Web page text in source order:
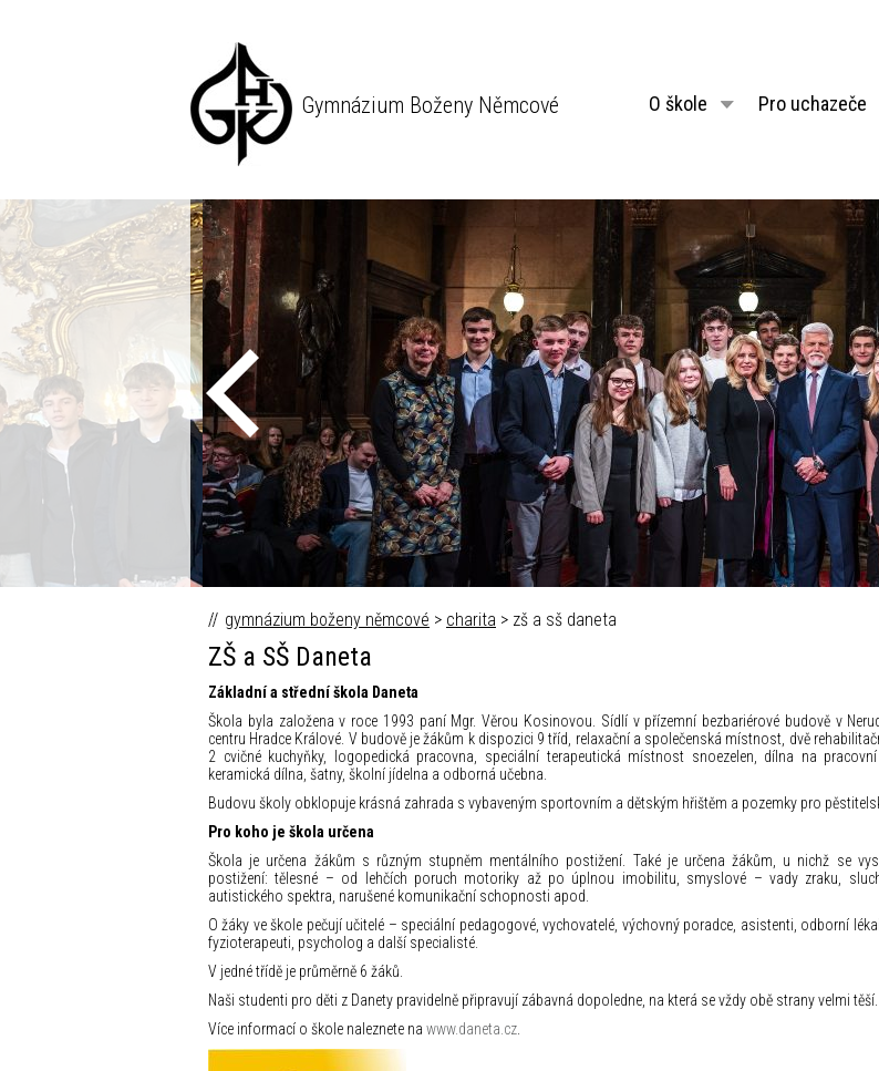
Gymnázium Boženy Němcové O škole Pro uchazeče
Fokus Václava Moravce © Česká televize – Autor_ Mikuláš Křepelka
gymnázium boženy němcové > charita > zš a sš daneta
ZŠ a SŠ Daneta
Základní a střední škola Daneta
Škola byla založena v roce 1993 paní Mgr. Věrou Kosinovou. Sídlí v přízemní bezbariérové budově v
centru Hradce Králové. V budově je žákům k dispozici 9 tříd, relaxační a společenská místnost, dvě
2 cvičné kuchyňky, logopedická pracovna, speciální terapeutická místnost snoezelen, dílna na pracovní
keramická dílna, šatny, školní jídelna a odborná učebna.
Budovu školy obklopuje krásná zahrada s vybaveným sportovním a dětským hřištěm a pozemky pro
Pro koho je škola určena
Škola je určena žákům s různým stupněm mentálního postižení. Také je určena žákům, u nichž se
postižení: tělesné – od lehčích poruch motoriky až po úplnou imobilitu, smyslové – vady zraku,
autistického spektra, narušené komunikační schopnosti apod.
O žáky ve škole pečují učitelé – speciální pedagogové, vychovatelé, výchovný poradce, asistenti, odborní
fyzioterapeuti, psycholog a další specialisté.
V jedné třídě je průměrně 6 žáků.
Naši studenti pro děti z Danety pravidelně připravují zábavná dopoledne, na která se vždy obě strany velmi těší.
Více informací o škole naleznete na www.daneta.cz